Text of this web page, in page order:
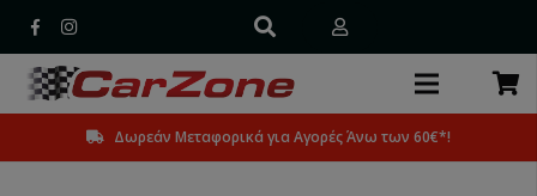
Δωρεάν Μεταφορικά για Αγορές Άνω των 60€*!